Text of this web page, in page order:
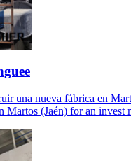
una nueva fábrica en
(Jaén) for an invest